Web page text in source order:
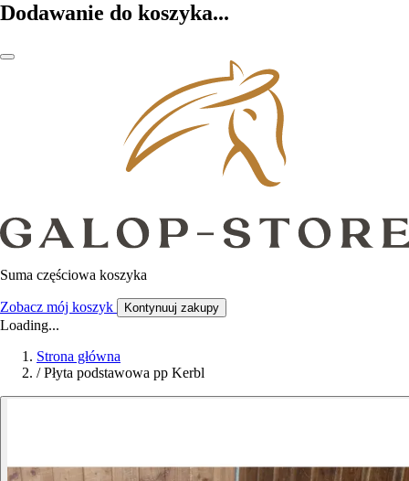
Dodawanie do koszyka...
Suma częściowa koszyka
Zobacz mój koszyk Kontynuuj zakupy
Loading...
Strona główna
/ Płyta podstawowa pp Kerbl